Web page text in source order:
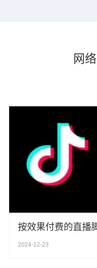
网
按效果付费的直播
2024-12-23